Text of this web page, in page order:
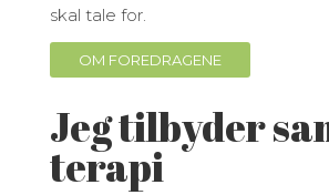
skal tale for.
OM FOREDRAGENE
Jeg tilbyder
terapi